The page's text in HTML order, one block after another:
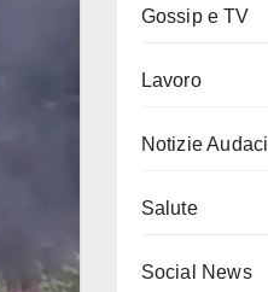
Gossip e TV
Lavoro
Notizie Audaci
Salute
Social News